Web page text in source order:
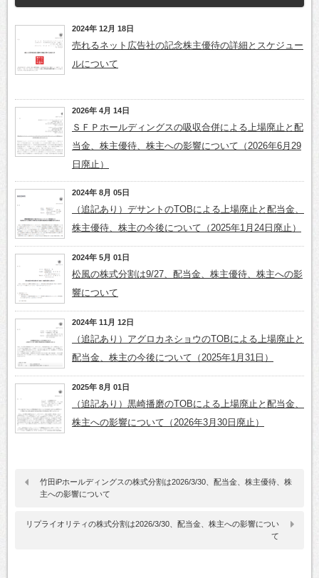
2024年 12月 18日
売れるネット広告社の記念株主優待の詳細とスケジュー
ルについて
2026年 4月 14日
ＳＦＰホールディングスの吸収合併による上場廃止と配
当金、株主優待、株主への影響について（2026年6月29
日廃止）
2024年 8月 05日
（追記あり）デサントのTOBによる上場廃止と配当金、
株主優待、株主の今後について（2025年1月24日廃止）
2024年 5月 01日
松風の株式分割は9/27、配当金、株主優待、株主への影
響について
2024年 11月 12日
（追記あり）アグロカネショウのTOBによる上場廃止と
配当金、株主の今後について（2025年1月31日）
2025年 8月 01日
（追記あり）黒崎播磨のTOBによる上場廃止と配当金、
株主への影響について（2026年3月30日廃止）
竹田iPホールディングスの株式分割は2026/3/30、配当金、株主優待、株
主への影響について
リプライオリティの株式分割は2026/3/30、配当金、株主への影響につい
て